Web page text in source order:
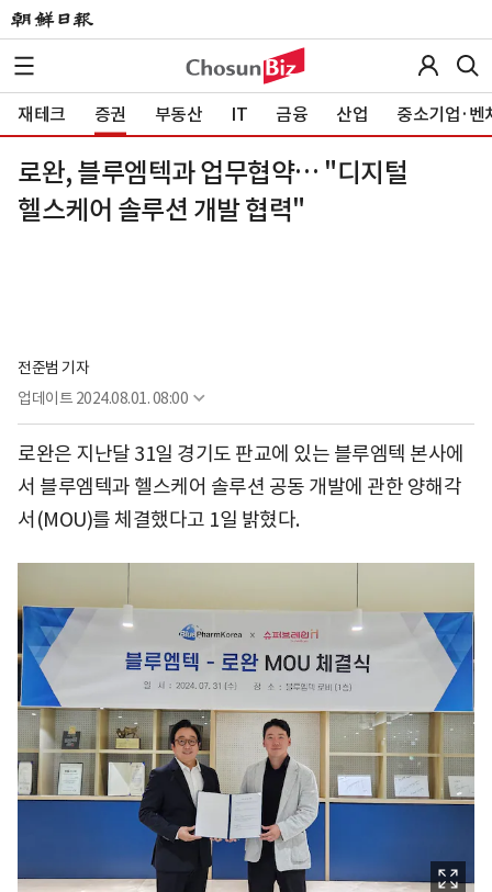
재테크 증권 부동산 IT 금융 산업 중소기업·벤
로완, 블루엠텍과 업무협약… "디지털
헬스케어 솔루션 개발 협력"
전준범 기자
업데이트 2024.08.01. 08:00
로완은 지난달 31일 경기도 판교에 있는 블루엠텍 본사에
서 블루엠텍과 헬스케어 솔루션 공동 개발에 관한 양해각
서(MOU)를 체결했다고 1일 밝혔다.